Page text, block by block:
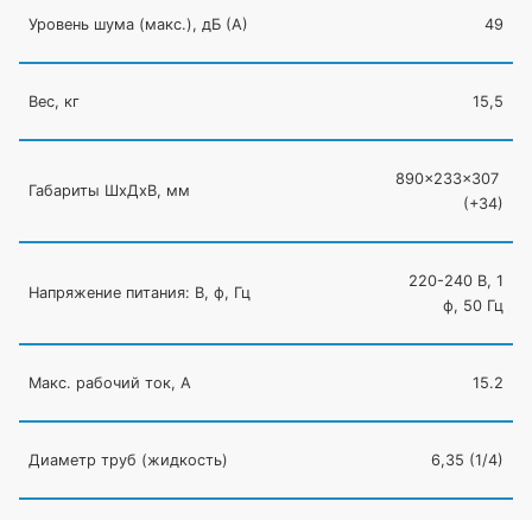
Уровень шума (макс.), дБ (А) 49
Вес, кг 15,5
Габариты ШхДхВ, мм
890×233×307
(+34)
Напряжение питания: В, ф, Гц
220-240 В, 1
ф, 50 Гц
Макс. рабочий ток, А 15.2
Диаметр труб (жидкость) 6,35 (1/4)